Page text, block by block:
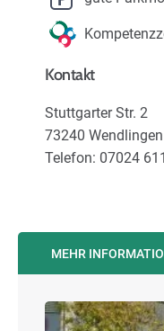
Kontakt
Stuttgarter Str. 2
73240
Telefon: 07024
MEHR